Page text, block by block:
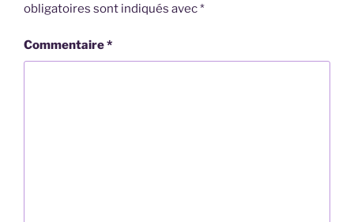
obligatoires sont indiqués avec*
Commentaire*